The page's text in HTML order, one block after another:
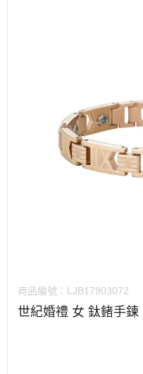
商品編號： LJB17903072
世紀婚禮 女 鈦鍺手鍊